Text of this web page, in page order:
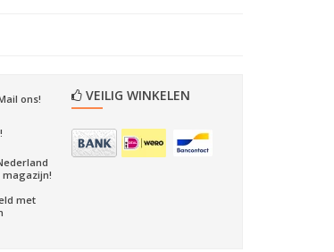
ons!
met
VEILIG WINKELEN